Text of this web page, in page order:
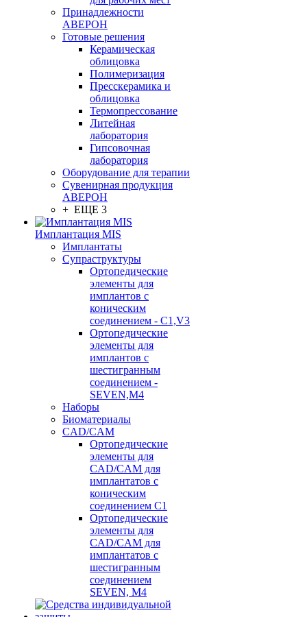
Принадлежности
АВЕРОН
Готовые решения
Керамическая
облицовка
Полимеризация
Пресскерамика и
облицовка
Термопрессование
Литейная
лаборатория
Гипсовочная
лаборатория
Оборудование для терапии
Сувенирная продукция
АВЕРОН
+ ЕЩЕ 3
Имплантация MIS
Имплантаты
Супраструктуры
Ортопедические
элементы для
имплантов с
коническим
соединением - C1,V3
Ортопедические
элементы для
имплантов с
шестигранным
соединением -
SEVEN,M4
Наборы
Биоматериалы
CAD/CAM
Ортопедические
элементы для
CAD/CAM для
имплантатов с
коническим
соединением С1
Ортопедические
элементы для
CAD/CAM для
имплантатов с
шестигранным
соединением
SEVEN, М4